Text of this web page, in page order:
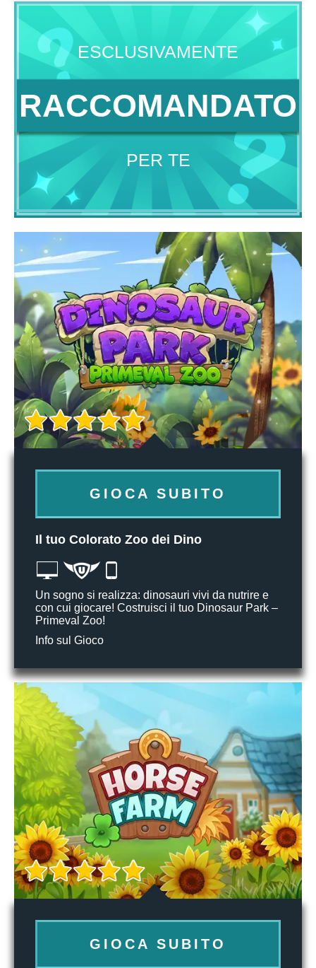
ESCLUSIVAMENTE
RACCOMANDATO
PER TE
GIOCA SUBITO
Il tuo Colorato Zoo dei Dino
Un sogno si realizza: dinosauri vivi da nutrire e
con cui giocare! Costruisci il tuo Dinosaur Park –
Primeval Zoo!
Info sul Gioco
GIOCA SUBITO